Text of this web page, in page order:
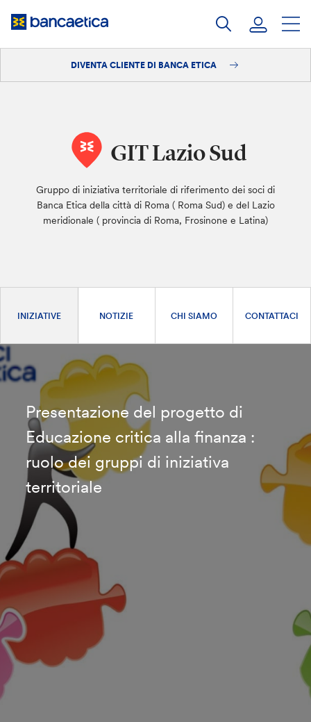
DIVENTA CLIENTE DI BANCA ETICA
GIT Lazio Sud
Gruppo di iniziativa territoriale di riferimento dei soci di
Banca Etica della città di Roma ( Roma Sud) e del Lazio
meridionale ( provincia di Roma, Frosinone e Latina)
INIZIATIVE NOTIZIE CHI SIAMO CONTATTACI
Presentazione del progetto di
Educazione critica alla finanza :
ruolo dei gruppi di iniziativa
territoriale